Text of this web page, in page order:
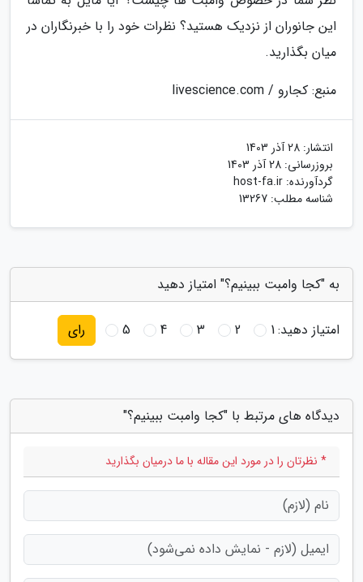
این جانوران از نزدیک هستید؟ نظرات خود را با خبرنگاران در
میان بگذارید.
منبع: کجارو / livescience.com
انتشار: 28 آذر 1403
بروزرسانی: 28 آذر 1403
گردآورنده: host-fa.ir
شناسه مطلب: 13267
به "کجا وامبت ببینیم؟" امتیاز دهید
امتیاز دهید:1
2
3
4
5 رای
دیدگاه های مرتبط با "کجا وامبت ببینیم؟"
* نظرتان را در مورد این مقاله با ما درمیان بگذارید